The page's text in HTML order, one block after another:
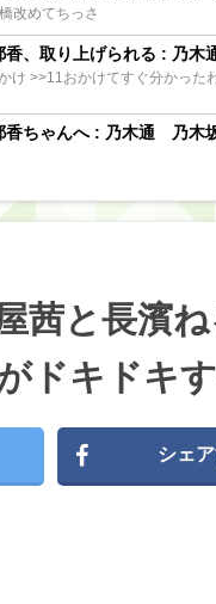
改めてちっさ
香、取り上げられる : 乃
け >>11おかけてすぐ分かった
香ちゃんへ : 乃木通 乃木
茜と長濱
ドキドキ
シェ